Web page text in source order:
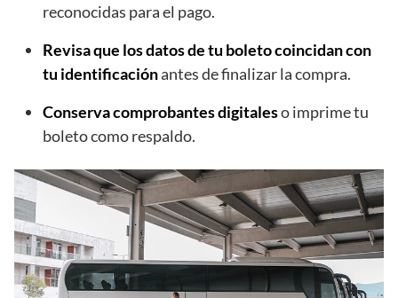
reconocidas para el pago.
Revisa que los datos de tu boleto coincidan con
tu identificaciónantes de finalizar la compra.
Conserva comprobantes digitaleso imprime tu
boleto como respaldo.